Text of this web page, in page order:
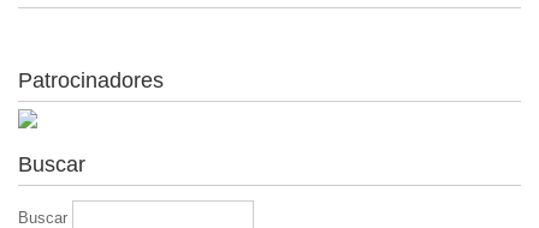
Patrocinadores
Buscar
Buscar